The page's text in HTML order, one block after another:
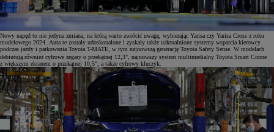
Nowy napęd to nie jedyna zmiana, na którą warto zwrócić uwagę, wybierając Yarisa czy Yarisa Cross z roku
modelowego 2024. Auta te zostały udoskonalone i zyskały także uaktualnione systemy wsparcia kierowcy
podczas jazdy i parkowania Toyota T-MATE, w tym najnowszą generację Toyota Safety Sense. W modelach
debiutują również cyfrowe zegary o przekątnej 12,3", najnowszy system multimedialny Toyota Smart Conne
z większym ekranem o przekątnej 10,5", a także cyfrowy kluczyk.